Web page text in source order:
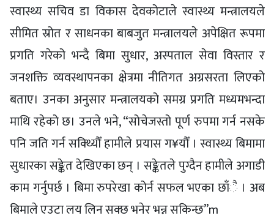
स्वास्थ्य सचिव डा विकास देवकोटाले स्वास्थ्य मन्त्रालयले
सीमित स्रोत र साधनका बाबजुत मन्त्रालयले अपेक्षित रूपमा
प्रगति गरेको भन्दै बिमा सुधार, अस्पताल सेवा विस्तार र
जनशक्ति व्यवस्थापनका क्षेत्रमा नीतिगत अग्रसरता लिएको
बताए। उनका अनुसार मन्त्रालयको समग्र प्रगति मध्यमभन्दा
माथि रहेको छ। उनले भने, “सोचेजस्तो पूर्ण रुपमा गर्न नसके
पनि जति गर्न सक्थ्यिौँ हामीले प्रयास ग¥यौँ । स्वास्थ्य बिमामा
सुधारका सङ्केत देखिएका छन् । सङ्केतले पुग्दैन हामीले अगाडी
काम गर्नुपर्छ । बिमा रुपरेखा कोर्न सफल भएका छाँै । अब
बिमाले एउटा लय लिन सक्छ भनेर भन्न सकिन्छ”m